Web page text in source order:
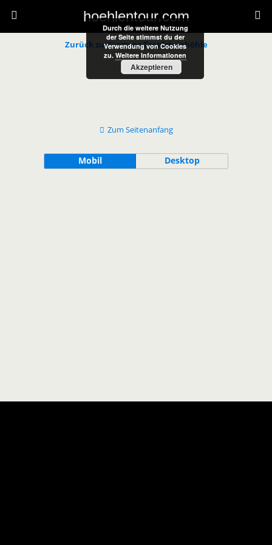
hoehlentour.com
Zurück zu Karstens Tropfsteinhöhle
Durch die weitere Nutzung
der Seite stimmst du der
Verwendung von Cookies
zu. Weitere Informationen
Akzeptieren
Zum Seitenanfang
Mobil Desktop